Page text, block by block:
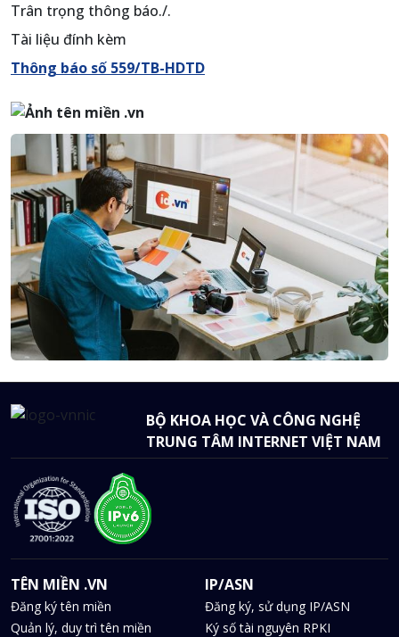
Trân trọng thông báo./.
Tài liệu đính kèm
Thông báo số 559/TB-HDTD
BỘ KHOA HỌC VÀ CÔNG NGHỆ
TRUNG TÂM INTERNET VIỆT NAM
TÊN MIỀN .VN
Đăng ký tên miền
Quản lý, duy trì tên miền
IP/ASN
Đăng ký, sử dụng IP/ASN
Ký số tài nguyên RPKI